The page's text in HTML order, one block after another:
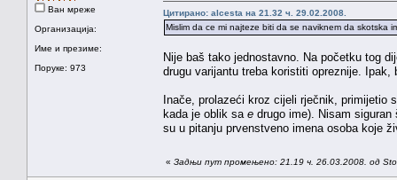
Ван мреже
Организација:
Име и презиме:
Поруке: 973
Цитирано: alcesta на 21.32 ч. 29.02.2008.
Mislim da ce mi najteze biti da se naviknem da skotska
Nije baš tako jednostavno. Na početku tog
drugu varijantu treba koristiti opreznije.
Inače, prolazeći kroz cijeli rječnik,
kada je oblik sa e drugo ime). Nisam
su u pitanju prvenstveno imena osoba koje
« Задњи пут промењено: 21.19 ч. 26.03.2008. од